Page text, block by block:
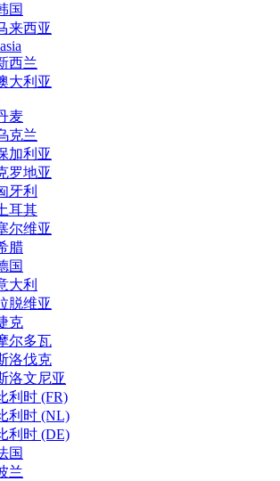
国
来西亚
西兰
大利亚
麦
克兰
加利亚
罗地亚
牙利
耳其
尔维亚
腊
国
大利
脱维亚
克
尔多瓦
洛伐克
洛文尼亚
利时 (FR)
利时 (NL)
利时 (DE)
国
兰